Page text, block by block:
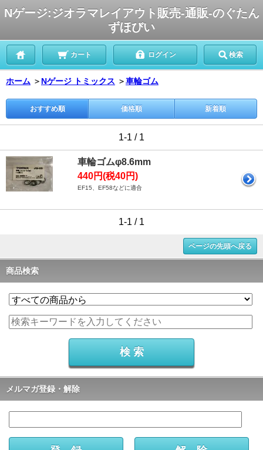
Nゲージ:ジオラマレイアウト販売-通販-のぐたん
ずほびい
カート ログイン 検索
ホーム ＞ Nゲージ トミックス ＞車輪ゴム
おすすめ順 価格順 新着順
1-1 / 1
車輪ゴムφ8.6mm
440円(税40円)
EF15、EF58などに適合
1-1 / 1
ページの先頭へ戻る
商品検索
メルマガ登録・解除